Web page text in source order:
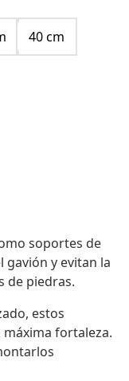
40 cm
soportes de
gavión y evitan la
de piedras.
estos
fortaleza.